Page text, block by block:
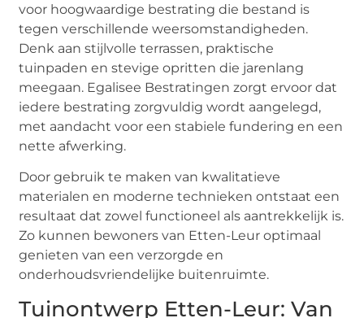
voor hoogwaardige bestrating die bestand is
tegen verschillende weersomstandigheden.
Denk aan stijlvolle terrassen, praktische
tuinpaden en stevige opritten die jarenlang
meegaan. Egalisee Bestratingen zorgt ervoor dat
iedere bestrating zorgvuldig wordt aangelegd,
met aandacht voor een stabiele fundering en een
nette afwerking.
Door gebruik te maken van kwalitatieve
materialen en moderne technieken ontstaat een
resultaat dat zowel functioneel als aantrekkelijk is.
Zo kunnen bewoners van Etten-Leur optimaal
genieten van een verzorgde en
onderhoudsvriendelijke buitenruimte.
Tuinontwerp Etten-Leur: Van